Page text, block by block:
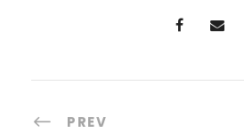
PREV